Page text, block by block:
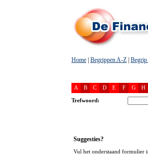
Home Begrippen A-Z Begrip
A B C D E F G H
Trefwoord:
Suggesties?
Vul het onderstaand formulier